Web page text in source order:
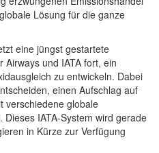
Lösung für die ganze
eine jüngst gestartete
und IATA fort, ein
zu entwickeln. Dabei
einen Aufschlag auf
verschiedene globale
IATA-System wird gerade
in Kürze zur Verfügung